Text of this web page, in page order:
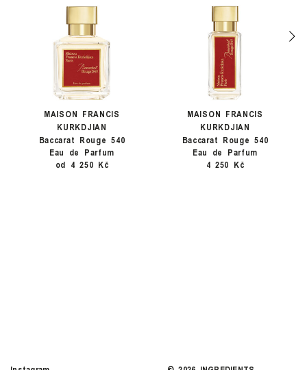
MAISON FRANCIS
KURKDJIAN
Baccarat Rouge 540
Eau de Parfum
od 4 250 Kč
MAISON FRANCIS
KURKDJIAN
Baccarat Rouge 540
Eau de Parfum
4 250 Kč